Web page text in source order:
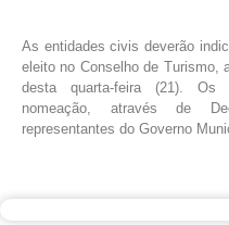
As entidades civis deverão
eleito no Conselho de Turismo,
desta quarta-feira (21). Os
nomeação, através de
representantes do Governo